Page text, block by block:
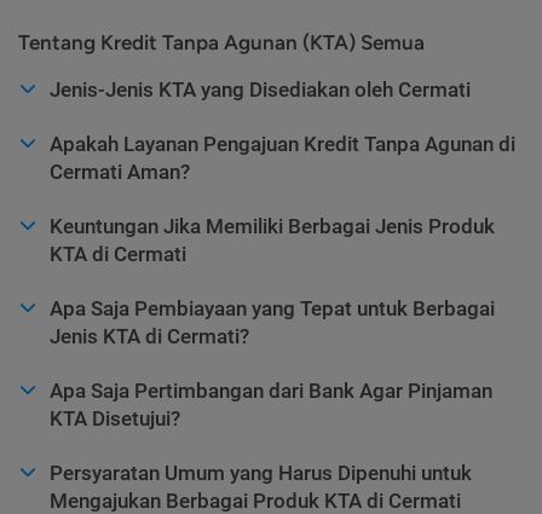
Tentang Kredit Tanpa Agunan (KTA) Semua
Jenis-Jenis KTA yang Disediakan oleh Cermati
Apakah Layanan Pengajuan Kredit Tanpa Agunan di
Cermati Aman?
Keuntungan Jika Memiliki Berbagai Jenis Produk
KTA di Cermati
Apa Saja Pembiayaan yang Tepat untuk Berbagai
Jenis KTA di Cermati?
Apa Saja Pertimbangan dari Bank Agar Pinjaman
KTA Disetujui?
Persyaratan Umum yang Harus Dipenuhi untuk
Mengajukan Berbagai Produk KTA di Cermati